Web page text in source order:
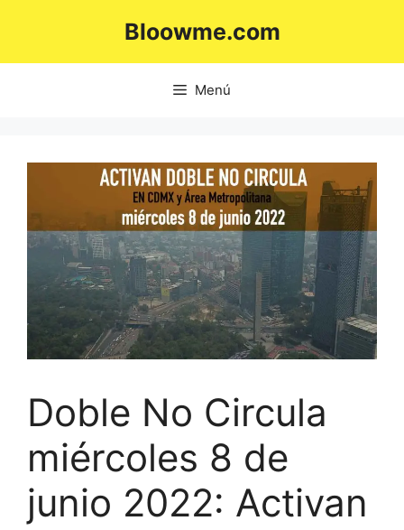
Bloowme.com
Menú
Doble No Circula
miércoles 8 de
junio 2022: Activan